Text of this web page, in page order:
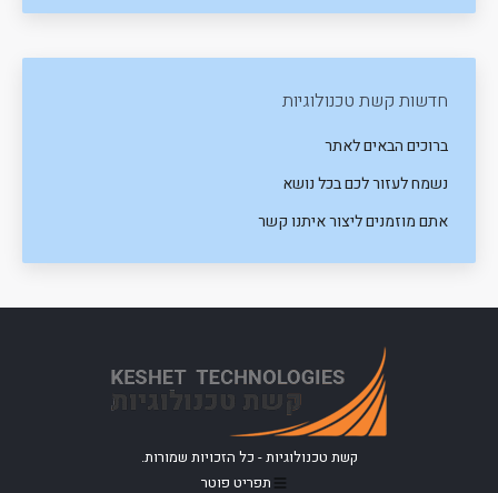
חדשות קשת טכנולוגיות
ברוכים הבאים לאתר
נשמח לעזור לכם בכל נושא
אתם מוזמנים ליצור איתנו קשר
קשת טכנולוגיות - כל הזכויות שמורות.
תפריט פוטר